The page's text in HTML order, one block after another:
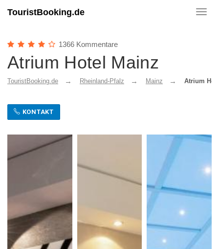
TouristBooking.de
1366 Kommentare
Atrium Hotel Mainz
TouristBooking.de Rheinland-Pfalz Mainz Atrium
KONTAKT